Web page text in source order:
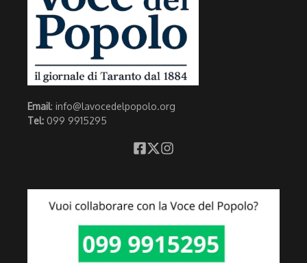
Email: info@lavocedelpopolo.org
Tel: 099 9915295